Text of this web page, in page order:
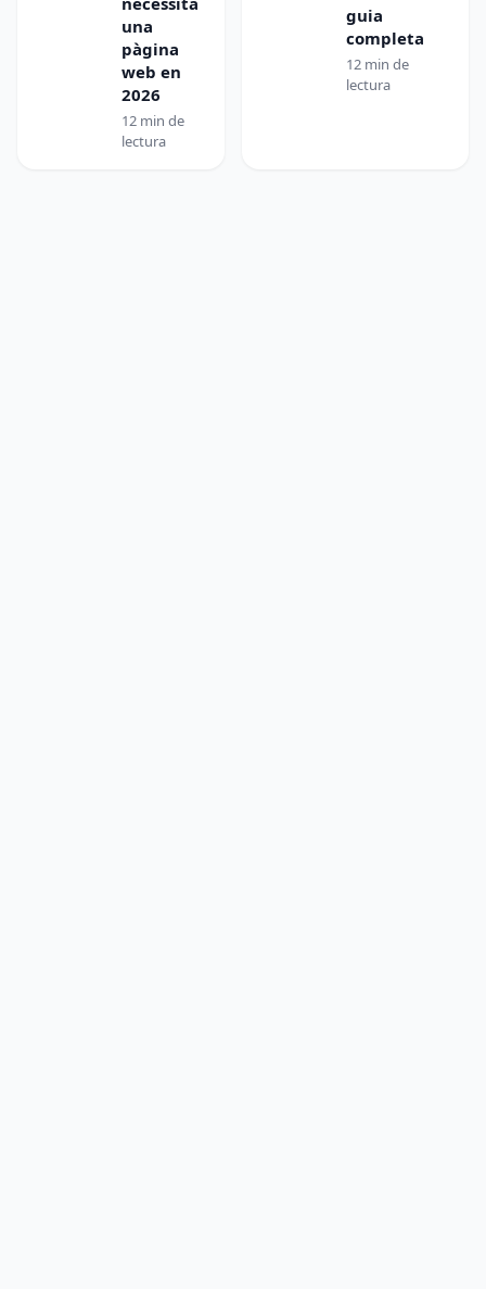
una
pàgina
web en
2026
12 min de
lectura
guia
completa
12 min de
lectura